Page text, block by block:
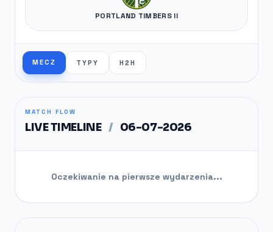
PORTLAND TIMBERS II
MECZ TYPY H2H
MATCH FLOW
LIVE TIMELINE / 06-07-2026
Oczekiwanie na pierwsze wydarzenia...